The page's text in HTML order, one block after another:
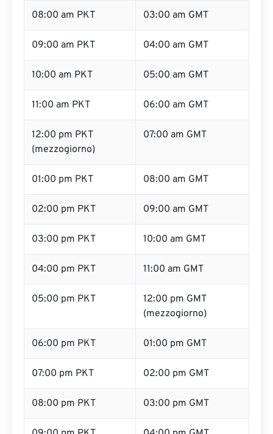
08:00 am PKT 03:00 am GMT
09:00 am PKT 04:00 am GMT
10:00 am PKT 05:00 am GMT
11:00 am PKT 06:00 am GMT
12:00 pm PKT
(mezzogiorno)
07:00 am GMT
01:00 pm PKT 08:00 am GMT
02:00 pm PKT 09:00 am GMT
03:00 pm PKT 10:00 am GMT
04:00 pm PKT 11:00 am GMT
05:00 pm PKT
12:00 pm GMT
(mezzogiorno)
06:00 pm PKT 01:00 pm GMT
07:00 pm PKT 02:00 pm GMT
08:00 pm PKT 03:00 pm GMT